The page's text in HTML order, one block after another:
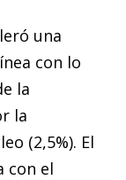
una
con lo
la
la
(2,5%). El
con el